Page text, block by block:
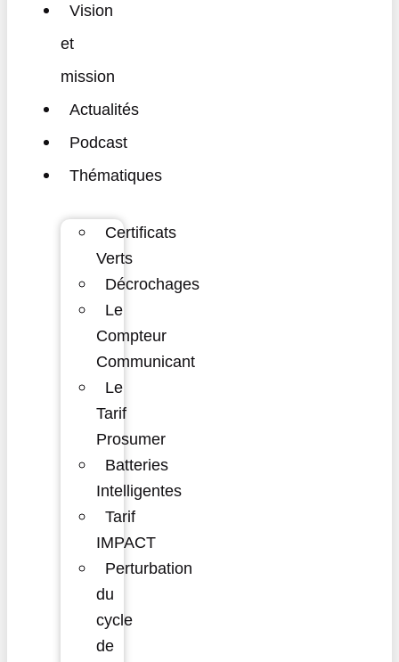
Vision
et
mission
Actualités
Podcast
Thématiques
Certificats
Verts
Décrochages
Le
Compteur
Communicant
Le
Tarif
Prosumer
Batteries
Intelligentes
Tarif
IMPACT
Perturbation
du
cycle
de